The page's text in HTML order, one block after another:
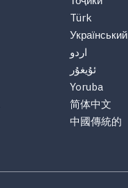
Türk
Український
اردو
ئۇيغۇر
Yoruba
简体中文
中國傳統的